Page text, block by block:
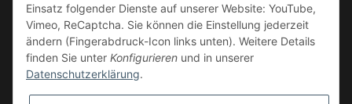
VERSAND
Widerrufsbutton
Einsatz folgender Dienste auf unserer Website: YouTube,
Vimeo, ReCaptcha. Sie können die Einstellung jederzeit
ändern (Fingerabdruck-Icon links unten). Weitere Details
finden Sie unter Konfigurieren und in unserer
Datenschutzerklärung.